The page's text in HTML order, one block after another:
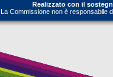
Realizzato con il
La Commissione non è responsabile